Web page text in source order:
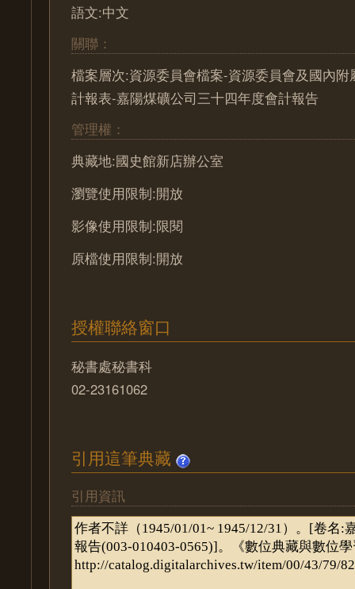
語文:中文
關聯：
檔案層次:資源委員會檔案-資源委員會及國內
計報表-嘉陽煤礦公司三十四年度會計報告
管理權：
典藏地:國史館新店辦公室
瀏覽使用限制:開放
影像使用限制:限閱
原檔使用限制:開放
授權聯絡窗口
秘書處秘書科
02-23161062
引用這筆典藏
引用資訊